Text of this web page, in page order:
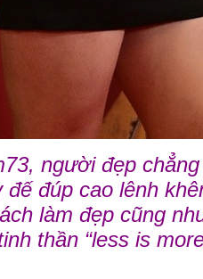
người đẹp
đúp cao lênh
làm đẹp cũng
thần “less is